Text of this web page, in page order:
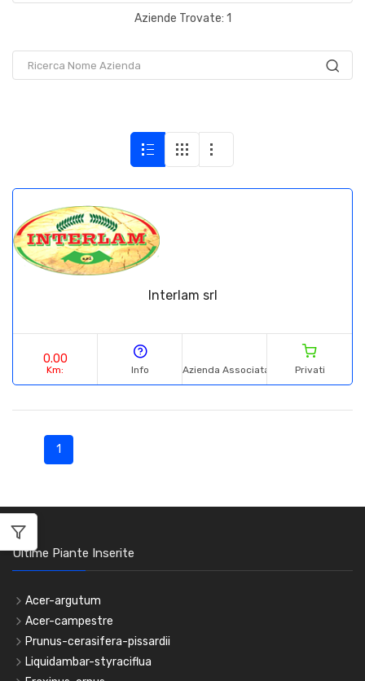
Aziende Trovate: 1
Interlam srl
0.00
Km: Info Azienda Associata A: Privati
1
Ultime Piante Inserite
Acer-argutum
Acer-campestre
Prunus-cerasifera-pissardii
Liquidambar-styraciflua